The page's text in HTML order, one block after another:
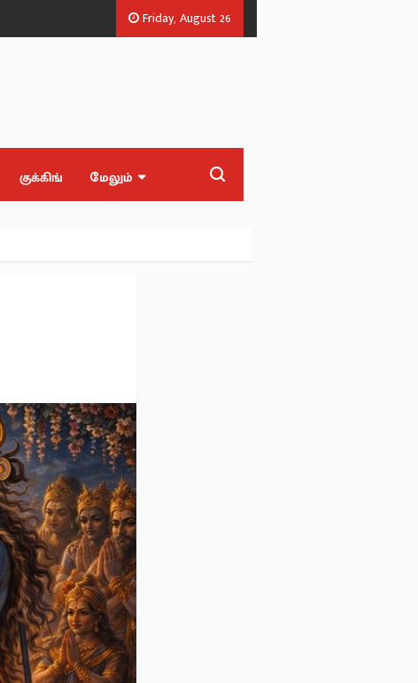
எம்.எல்.ஏக்கள். ‘Blast' ஆக எதிர்பார்த்த மக்களுக்கு ‘Waste’ பட்ஜெட் -
Friday, August 26
குக்கிங் மேலும்